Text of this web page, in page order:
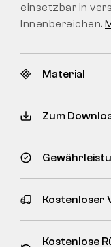
einsetzbar in
Innenbereichen.
Material
Zum
Kostenloser
Kostenlose